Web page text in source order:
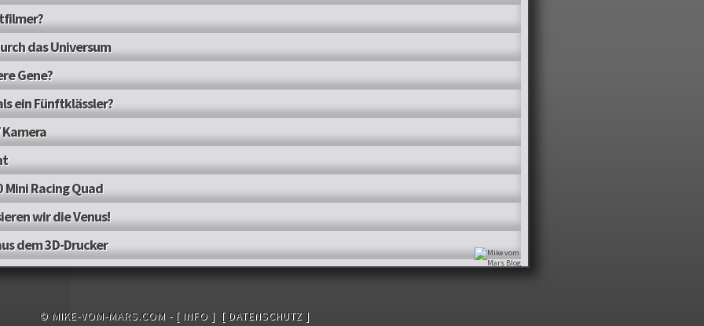
das Universum
Gene?
ein Fünftklässler?
Kamera
Mini Racing Quad
wir die Venus!
dem 3D-Drucker
© MIKE-VOM-MARS.COM - [ INFO ] [ DATENSCHUTZ ]